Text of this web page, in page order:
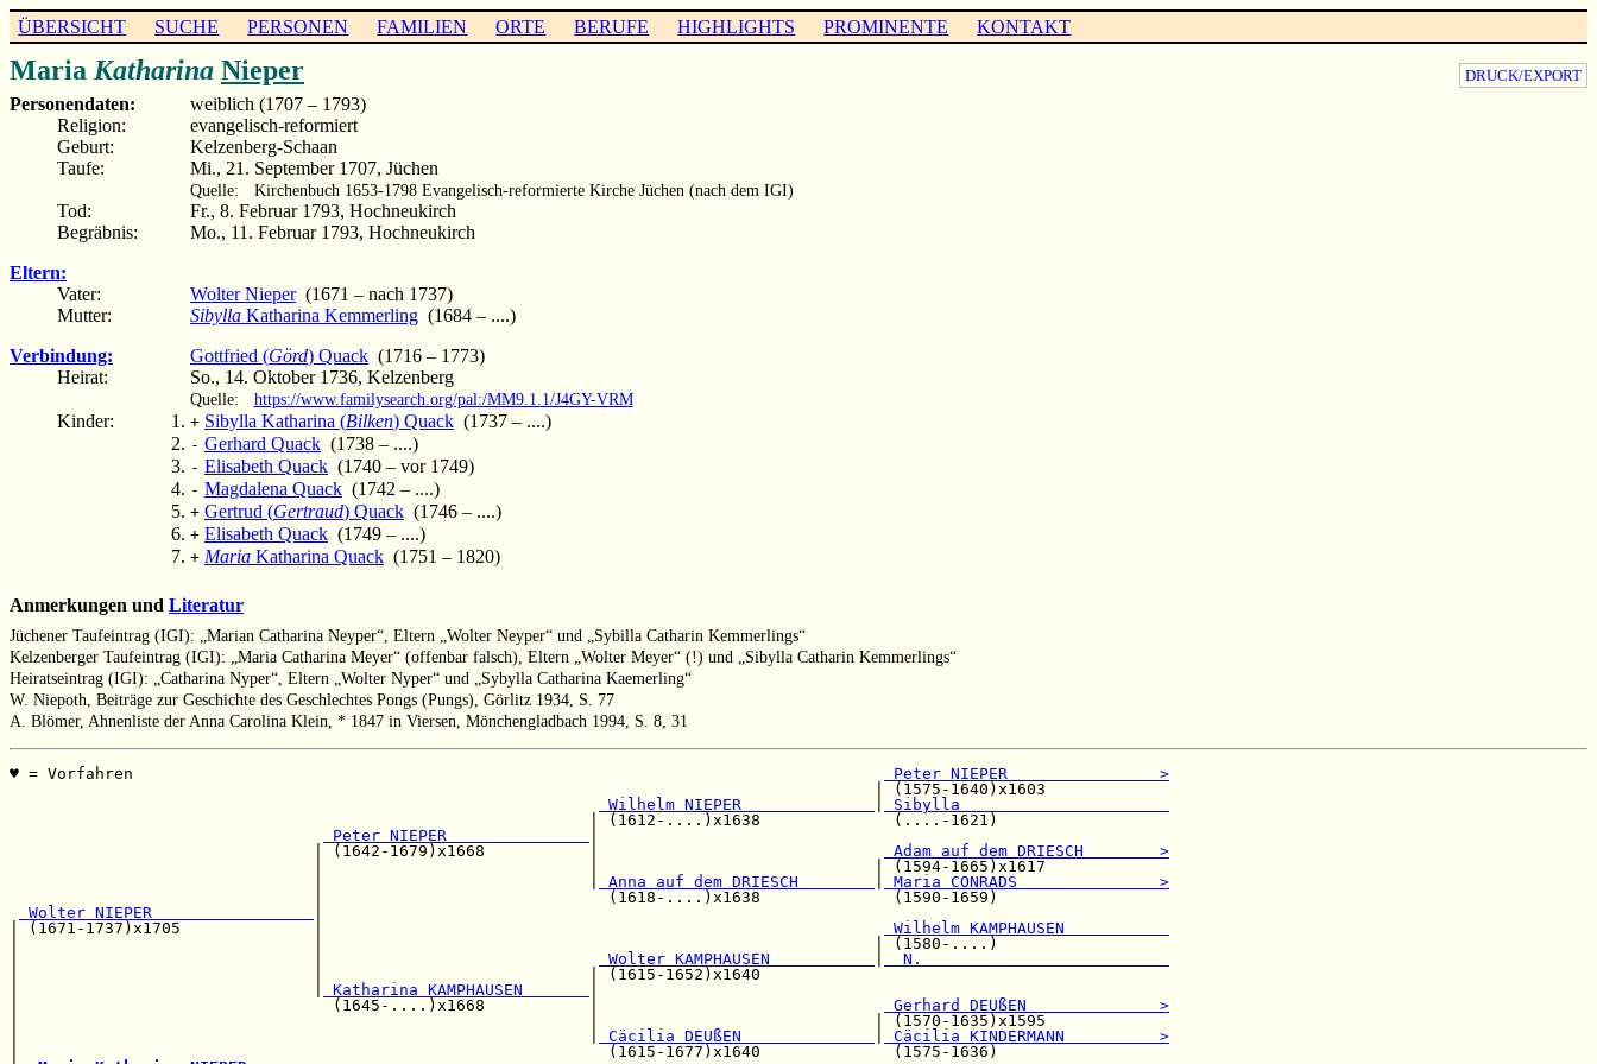
ÜBERSICHT SUCHE PERSONEN FAMILIEN ORTE BERUFE HIGHLIGHTS PROMINENTE KONTAKT
DRUCK/EXPORT
Maria Katharina Nieper
Personendaten:
weiblich (1707 – 1793)
Religion:
evangelisch-reformiert
Geburt:
Kelzenberg-Schaan
Taufe:
Mi., 21. September 1707, Jüchen
Quelle: Kirchenbuch 1653-1798 Evangelisch-reformierte Kirche Jüchen (nach dem IGI)
Tod:
Fr., 8. Februar 1793, Hochneukirch
Begräbnis:
Mo., 11. Februar 1793, Hochneukirch
Eltern:
Vater:
Wolter Nieper(1671 – nach 1737)
Mutter:
Sibylla Katharina Kemmerling (1684 – ....)
Verbindung:
Gottfried (Görd) Quack (1716 – 1773)
Heirat:
So., 14. Oktober 1736, Kelzenberg
Quelle: https://www.familysearch.org/pal:/MM9.1.1/J4GY-VRM
Kinder: + Sibylla Katharina (Bilken) Quack (1737 – ....)
- Gerhard Quack (1738 – ....)
- Elisabeth Quack (1740 – vor 1749)
- Magdalena Quack (1742 – ....)
+ Gertrud (Gertraud) Quack (1746 – ....)
+ Elisabeth Quack (1749 – ....)
+ Maria Katharina Quack (1751 – 1820)
Anmerkungen und Literatur
Jüchener Taufeintrag (IGI): „Marian Catharina Neyper“, Eltern „Wolter Neyper“ und „Sybilla Catharin Kemmerlings“
Kelzenberger Taufeintrag (IGI): „Maria Catharina Meyer“ (offenbar falsch), Eltern „Wolter Meyer“ (!) und „Sibylla Catharin Kemmerlings“
Heiratseintrag (IGI): „Catharina Nyper“, Eltern „Wolter Nyper“ und „Sybylla Catharina Kaemerling“
W. Niepoth, Beiträge zur Geschichte des Geschlechtes Pongs (Pungs), Görlitz 1934, S. 77
A. Blömer, Ahnenliste der Anna Carolina Klein, * 1847 in Viersen, Mönchengladbach 1994, S. 8, 31
♥ = Vorfahren
Peter NIEPER                >
                                                                                           | (1575-1640)x1603
Wilhelm NIEPER
Sibylla
                                                             | (1612-....)x1638              (....-1621)
Peter NIEPER
                                | (1642-1679)x1668           |
Adam auf dem DRIESCH        >
                                |                            |                             | (1594-1665)x1617
Anna auf dem DRIESCH
Maria CONRADS               >
                                |                              (1618-....)x1638              (1590-1659)
Wolter NIEPER
| (1671-1737)x1705              |
Wilhelm KAMPHAUSEN
|                               |                                                          | (1580-....)
Wolter KAMPHAUSEN
  N.
|                               |                            | (1615-1652)x1640
Katharina KAMPHAUSEN
|                                 (1645-....)x1668           |
Gerhard DEUßEN              >
|                                                            |                             | (1570-1635)x1595
Cäcilia DEUßEN
Cäcilia KINDERMANN          >
|                                                              (1615-1677)x1640              (1575-1636)